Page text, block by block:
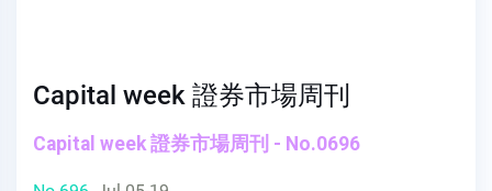
Capital week 證券市場周刊
Capital week 證券市場周刊 - No.0696